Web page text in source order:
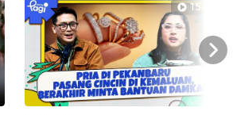
15:30
Next